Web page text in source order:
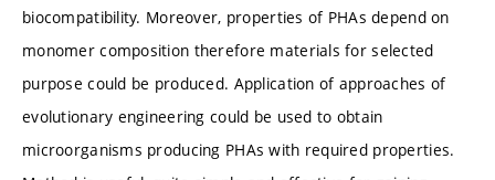
biocompatibility. Moreover, properties of PHAs depend on
monomer composition therefore materials for selected
purpose could be produced. Application of approaches of
evolutionary engineering could be used to obtain
microorganisms producing PHAs with required properties.